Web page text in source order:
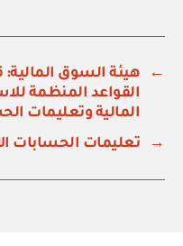
←
القواعد المنظمة
المالية وتعليمات
→
تعليمات الحسابات